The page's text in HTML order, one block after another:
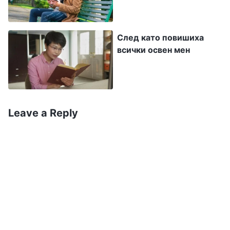
този проблем. Моля Те, напътствай ме да
опозная себе си, за да мога да се покоря“.
След молитвата прочетох два откъса от
Божиите слова, в които се казва: „
дом постоянно се говори за приемането на
изпълнение на дълга. И така, как възниква
След като повишиха
всички освен мен
Leave a Reply